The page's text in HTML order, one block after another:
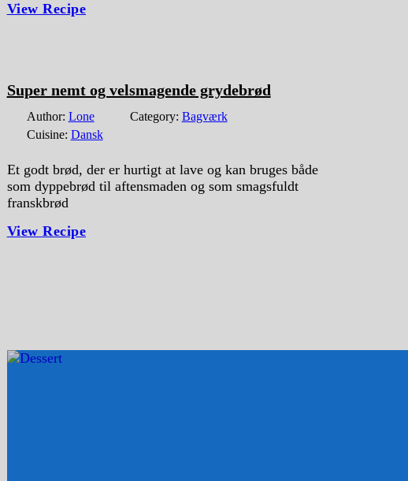
View Recipe
Super nemt og velsmagende grydebrød
Author: Lone Category: Bagværk
Cuisine: Dansk
Et godt brød, der er hurtigt at lave og kan bruges både
som dyppebrød til aftensmaden og som smagsfuldt
franskbrød
View Recipe